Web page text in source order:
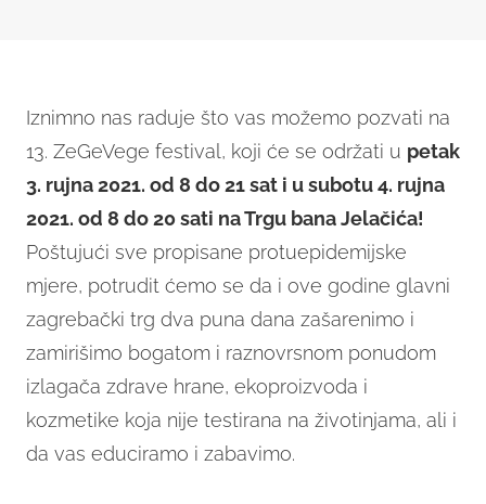
Iznimno nas raduje što vas možemo pozvati na
13. ZeGeVege festival, koji će se održati u petak
3. rujna 2021. od 8 do 21 sat i u subotu 4. rujna
2021. od 8 do 20 sati na Trgu bana Jelačića!
Poštujući sve propisane protuepidemijske
mjere, potrudit ćemo se da i ove godine glavni
zagrebački trg dva puna dana zašarenimo i
zamirišimo bogatom i raznovrsnom ponudom
izlagača zdrave hrane, ekoproizvoda i
kozmetike koja nije testirana na životinjama, ali i
da vas educiramo i zabavimo.